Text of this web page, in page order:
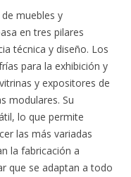
muebles y
en tres pilares
técnica y diseño. Los
para la exhibición y
y expositores de
modulares. Su
lo que permite
las más variadas
la fabricación a
que se adaptan a todo